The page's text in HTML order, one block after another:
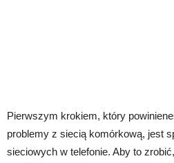
Pierwszym krokiem, który
problemy z siecią komórkową, jest
sieciowych w telefonie. Aby to